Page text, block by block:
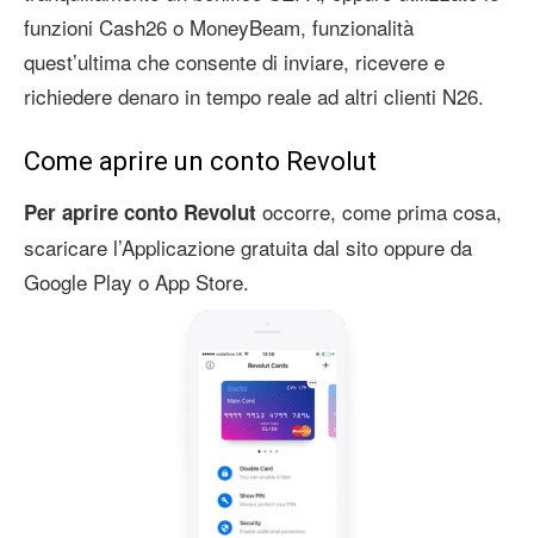
funzioni Cash26 o MoneyBeam, funzionalità
quest’ultima che consente di inviare, ricevere e
richiedere denaro in tempo reale ad altri clienti N26.
Come aprire un conto Revolut
Per aprire conto Revolut occorre, come prima cosa,
scaricare l’Applicazione gratuita dal sito oppure da
Google Play o App Store.